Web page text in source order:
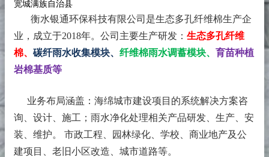
宽城满族自治县
衡水银通环保科技有限公司是生态多孔纤维棉生产企
业，成立于2018年。 公司主要生产研发： 生态多孔纤维
棉、 碳纤雨水收集模块、 纤维棉雨水调蓄模块、 育苗种植
岩棉基质等
业务布局涵盖：海绵城市建设项目的系统解决方案咨
询、设计、施工；雨水净化处理相关产品研发、生产、安
装、维护。 市政工程、园林绿化、学校、商业地产及公
建项目、老旧小区改造、城市道路等。